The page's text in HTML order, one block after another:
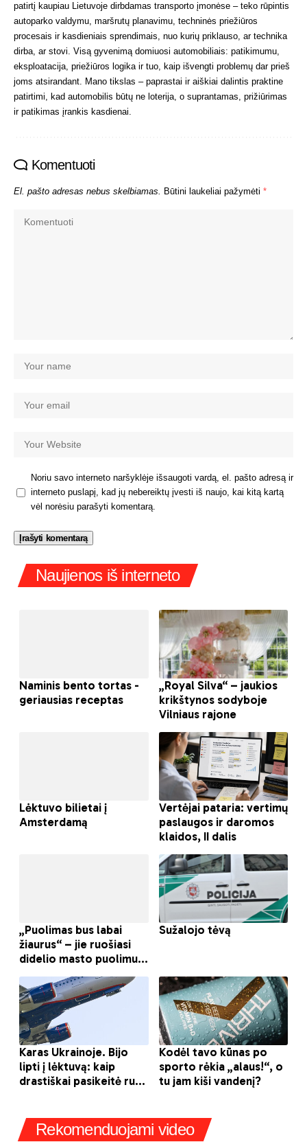
patirtį kaupiau Lietuvoje dirbdamas transporto įmonėse – teko rūpintis
autoparko valdymu, maršrutų planavimu, techninės priežiūros
procesais ir kasdieniais sprendimais, nuo kurių priklauso, ar technika
dirba, ar stovi. Visą gyvenimą domiuosi automobiliais: patikimumu,
eksploatacija, priežiūros logika ir tuo, kaip išvengti problemų dar prieš
joms atsirandant. Mano tikslas – paprastai ir aiškiai dalintis praktine
patirtimi, kad automobilis būtų ne loterija, o suprantamas, prižiūrimas
ir patikimas įrankis kasdienai.
Komentuoti
El. pašto adresas nebus skelbiamas. Būtini laukeliai pažymėti *
Noriu savo interneto naršyklėje išsaugoti vardą, el. pašto adresą ir
interneto puslapį, kad jų nebereiktų įvesti iš naujo, kai kitą kartą
vėl norėsiu parašyti komentarą.
Naujienos iš interneto
Rekomenduojami video